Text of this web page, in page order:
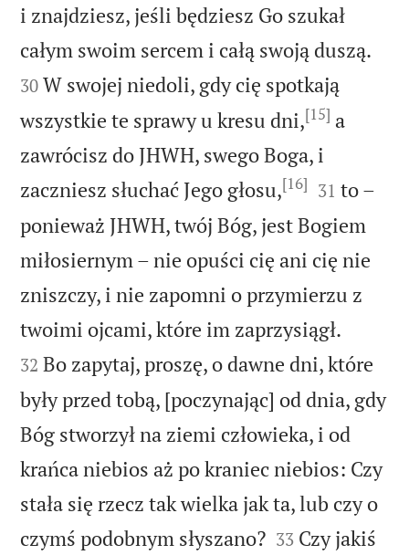
i znajdziesz, jeśli będziesz Go szukał
całym swoim sercem i całą swoją duszą.
30 W swojej niedoli, gdy cię spotkają
wszystkie te sprawy u kresu dni,[15] a
zawrócisz do JHWH, swego Boga, i
zaczniesz słuchać Jego głosu,[16] 

31 to –
ponieważ JHWH, twój Bóg, jest Bogiem
miłosiernym – nie opuści cię ani cię nie
zniszczy, i nie zapomni o przymierzu z
twoimi ojcami, które im zaprzysiągł.
32 Bo zapytaj, proszę, o dawne dni, które
były przed tobą, [poczynając] od dnia, gdy
Bóg stworzył na ziemi człowieka, i od
krańca niebios aż po kraniec niebios: Czy
stała się rzecz tak wielka jak ta, lub czy o
czymś podobnym słyszano?
33 Czy jakiś